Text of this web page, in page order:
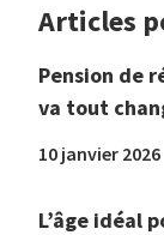
Articles
Pension de
va tout
10 janvier 2026
L’âge idéal